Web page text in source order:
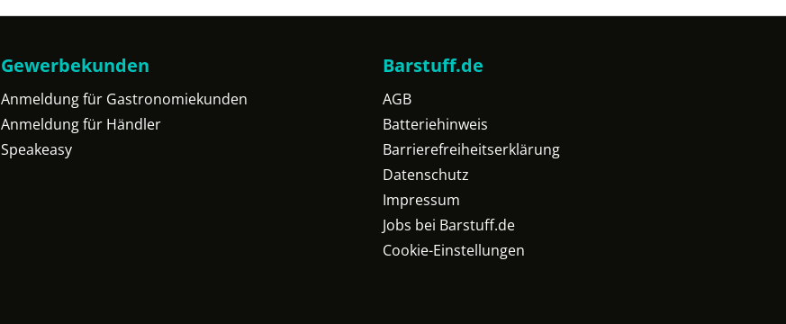
Gewerbekunden
Anmeldung für Gastronomiekunden
Anmeldung für Händler
Speakeasy
Barstuff.de
AGB
Batteriehinweis
Barrierefreiheitserklärung
Datenschutz
Impressum
Jobs bei Barstuff.de
Cookie-Einstellungen